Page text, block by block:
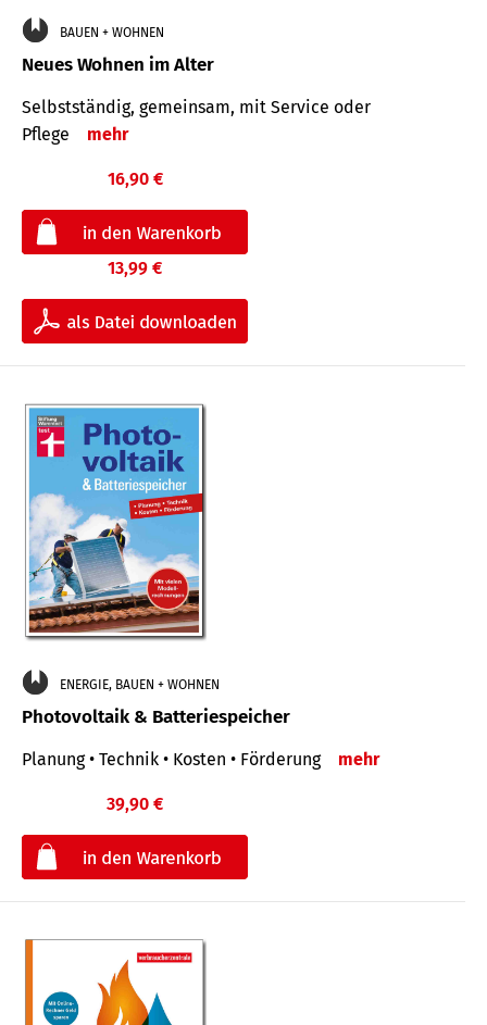
BAUEN + WOHNEN
Neues Wohnen im Alter
Selbstständig, gemeinsam, mit Service oder
Pflege
mehr
16,90 €
13,99 €
ENERGIE, BAUEN + WOHNEN
Photovoltaik & Batteriespeicher
Planung • Technik • Kosten • Förderung mehr
39,90 €